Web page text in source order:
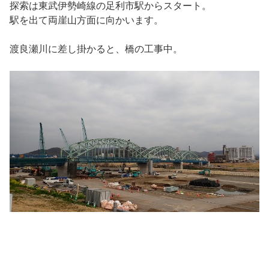
探索は東武伊勢崎線の足利市駅からスタート。
駅を出て両崖山方面に向かいます。
渡良瀬川に差し掛かると、橋の工事中。